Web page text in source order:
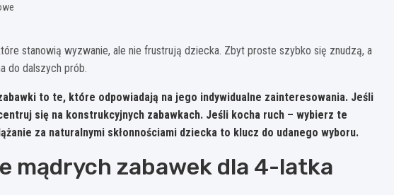
stanowią wyzwanie, ale nie frustrują dziecka. Zbyt proste szybko się znudzą, a
do dalszych prób.
to te, które odpowiadają na jego indywidualne zainteresowania. Jeśli
się na konstrukcyjnych zabawkach. Jeśli kocha ruch – wybierz te
za naturalnymi skłonnościami dziecka to klucz do udanego wyboru.
mądrych zabawek dla 4-latka